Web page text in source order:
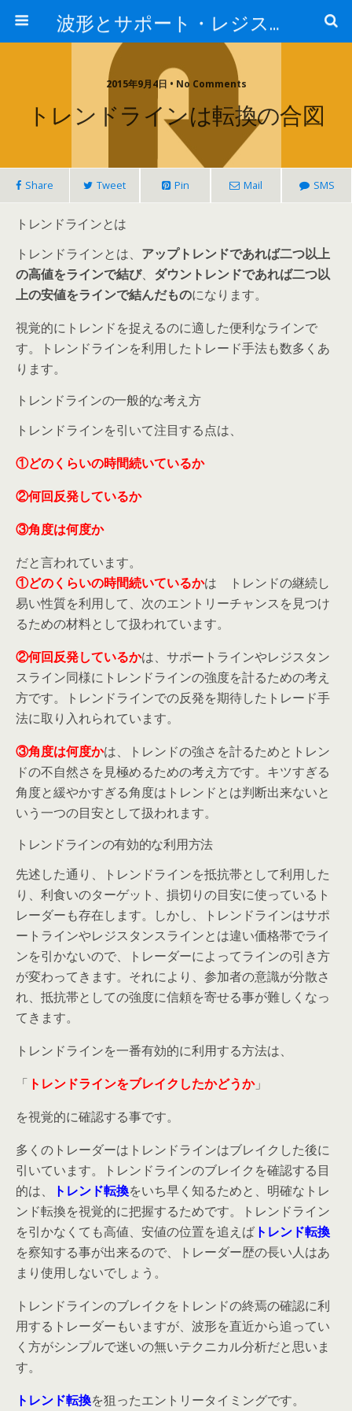
波形とサポート・レジスタンス
2015年9月4日 • No Comments
トレンドラインは転換の合図
Share Tweet Pin Mail SMS
トレンドラインとは
トレンドラインとは、 アップトレンドであれば二つ以上
の高値をラインで結び、 ダウントレンドであれば二つ以
上の安値をラインで結んだものになります。
視覚的にトレンドを捉えるのに適した便利なラインで
す。トレンドラインを利用したトレード手法も数多くあ
ります。
トレンドラインの一般的な考え方
トレンドラインを引いて注目する点は、
①どのくらいの時間続いているか
②何回反発しているか
③角度は何度か
だと言われています。
①どのくらいの時間続いているかは トレンドの継続し
易い性質を利用して、次のエントリーチャンスを見つけ
るための材料として扱われています。
②何回反発しているかは、サポートラインやレジスタン
スライン同様にトレンドラインの強度を計るための考え
方です。トレンドラインでの反発を期待したトレード手
法に取り入れられています。
③角度は何度かは、トレンドの強さを計るためとトレン
ドの不自然さを見極めるための考え方です。キツすぎる
角度と緩やかすぎる角度はトレンドとは判断出来ないと
いう一つの目安として扱われます。
トレンドラインの有効的な利用方法
先述した通り、トレンドラインを抵抗帯として利用した
り、利食いのターゲット、損切りの目安に使っているト
レーダーも存在します。しかし、トレンドラインはサポ
ートラインやレジスタンスラインとは違い価格帯でライ
ンを引かないので、トレーダーによってラインの引き方
が変わってきます。それにより、参加者の意識が分散さ
れ、抵抗帯としての強度に信頼を寄せる事が難しくなっ
てきます。
トレンドラインを一番有効的に利用する方法は、
「 トレンドラインをブレイクしたかどうか」
を視覚的に確認する事です。
多くのトレーダーはトレンドラインはブレイクした後に
引いています。トレンドラインのブレイクを確認する目
的は、
トレンド転換をいち早く知るためと、明確なトレ
ンド転換を視覚的に把握するためです。トレンドライン
を引かなくても高値、安値の位置を追えば トレンド転換
を察知する事が出来るので、トレーダー歴の長い人はあ
まり使用しないでしょう。
トレンドラインのブレイクをトレンドの終焉の確認に利
用するトレーダーもいますが、波形を直近から追ってい
く方がシンプルで迷いの無いテクニカル分析だと思いま
す。
トレンド転換を狙ったエントリータイミングです。